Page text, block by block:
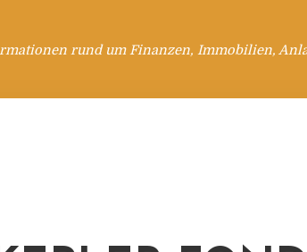
rund um Finanzen, Immobilien,